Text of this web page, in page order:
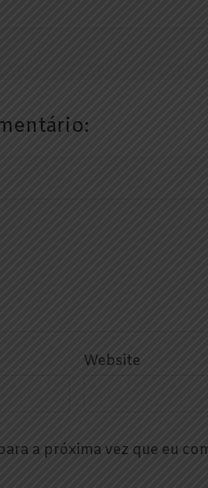
Website
a próxima vez que eu